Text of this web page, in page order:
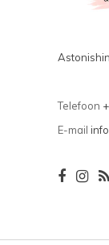
Telefoon
E-mail